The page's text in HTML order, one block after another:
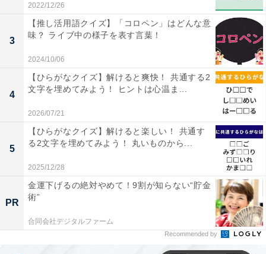
2022/12/26
3
【推し活用語クイズ】「コロペン」はどんな意
味？ ライブ中の様子を表す言葉！
2024/10/06
4
【ひらがなクイズ】解けると爽快！ 共通する2
文字を埋めてみよう！ ヒントは心温ま...
2026/07/21
5
【ひらがなクイズ】解けると楽しい！ 共通す
る2文字を埋めてみよう！ 丸いものから...
2025/12/28
PR
金運下げるの絶対やめて！9割が知らない“貯金
術”
合同会社デジタルファーム
Recommended by